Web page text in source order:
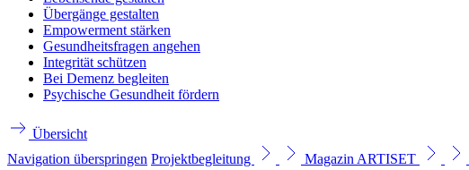
Übergänge gestalten
Empowerment stärken
Gesundheitsfragen angehen
Integrität schützen
Bei Demenz begleiten
Psychische Gesundheit fördern
Übersicht
Navigation überspringen Projektbegleitung Magazin ARTISET